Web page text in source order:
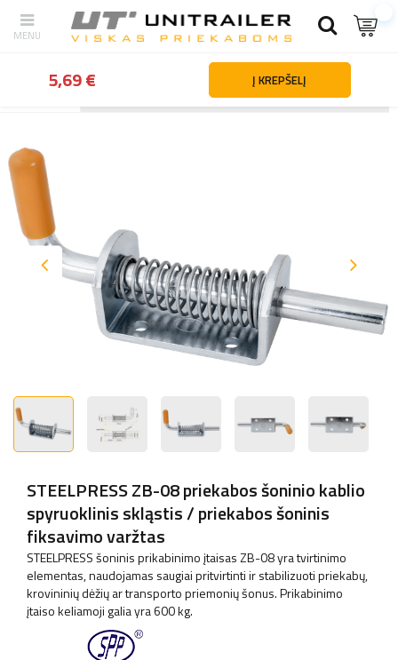
Priekabų dalys ir priedai Priekabų tvirtinimo
STEELPRESS ZB-08 priekabos šoninio kablio
spyruoklinis skląstis / priekabos šoninis
fiksavimo varžtas
STEELPRESS šoninis prikabinimo įtaisas ZB-08 yra tvirtinimo
elementas, naudojamas saugiai pritvirtinti ir stabilizuoti priekabų,
krovininių dėžių ar transporto priemonių šonus. Prikabinimo
įtaiso keliamoji galia yra 600 kg.
5,69 € Į KREPŠELĮ